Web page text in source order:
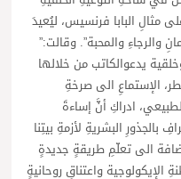
مثالِ البابا فرنسيس، ليُعيدَ
والرجاءِ والمحبة”. وقالت:”
يدعوالكاتب من خلالها
الإستماعِ الى صرخةِ
ادراكِ أنَّ إساءةَ
بالجذورِ البشريةِ لأزمةِ بيتِنا
الى تعلّمِ طريقةٍ جديدةٍ
الإيكولوجية واعتناقِ روحانيةٍ